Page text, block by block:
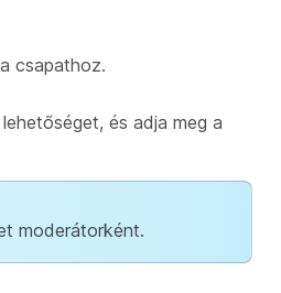
csapathoz.
lehetőséget, és adja meg a
moderátorként.